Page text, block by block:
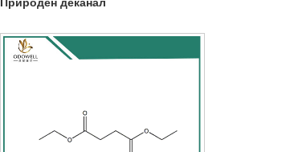
Природен деканал